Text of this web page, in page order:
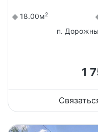
18.00м2
п.
1